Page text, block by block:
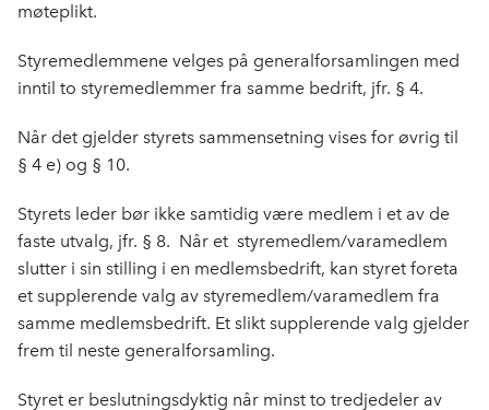
møteplikt.
Styremedlemmene velges på generalforsamlingen med
inntil to styremedlemmer fra samme be­drift, jfr. § 4.
Når det gjelder styrets sammensetning vises for øvrig til
§ 4 e) og § 10.
Styrets leder bør ikke samtidig være medlem i et av de
faste utvalg, jfr. § 8. Når et styremedlem/varamedlem
slutter i sin stilling i en medlemsbedrift, kan styret foreta
et supplerende valg av styremedlem/varamedlem fra
samme medlemsbedrift. Et slikt supplerende valg gjelder
frem til neste generalforsamling.
Styret er beslutningsdyktig når minst to tredjedeler av